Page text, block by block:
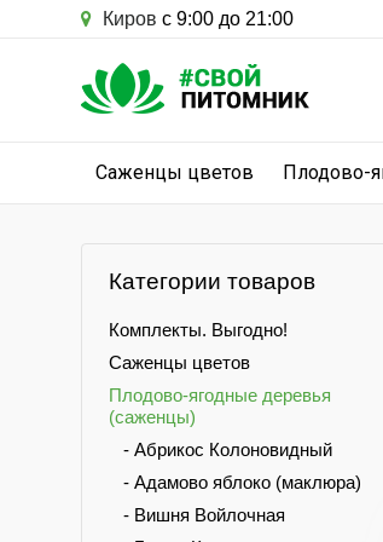
Киров с 9:00 до 21:00
Саженцы цветов Плодово-
Категории товаров
Комплекты. Выгодно!
Саженцы цветов
Плодово-ягодные деревья
(саженцы)
- Абрикос Колоновидный
- Адамово яблоко (маклюра)
- Вишня Войлочная